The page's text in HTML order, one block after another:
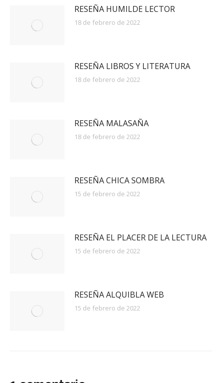
RESEÑA HUMILDE LECTOR
18 de febrero de 2022
RESEÑA LIBROS Y LITERATURA
18 de febrero de 2022
RESEÑA MALASAÑA
18 de febrero de 2022
RESEÑA CHICA SOMBRA
15 de febrero de 2022
RESEÑA EL PLACER DE LA LECTURA
15 de febrero de 2022
RESEÑA ALQUIBLA WEB
15 de febrero de 2022